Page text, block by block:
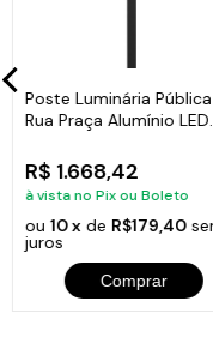
Voltagem: 110v.
Tubo: 10x5cm.
Peso: 5,1Kg.
Itens Inclusos:
01 Poste Luminária
Poste Luminária Pública
Rua Praça Alumínio LED
R$ 1.668,42
à vista no Pix ou Boleto
ou 10 xde R$179,40
juros
Comprar